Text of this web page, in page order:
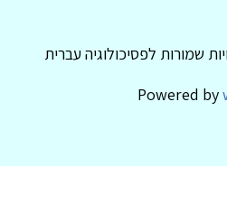
Powered by